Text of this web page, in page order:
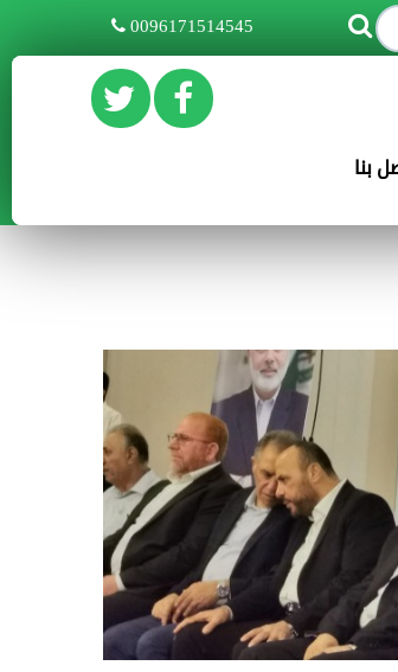
0096171514545
بنا